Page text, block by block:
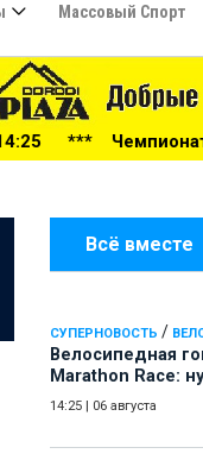
Массовый Спорт
стрельбе среди
Всё вместе
СУПЕРНОВОСТЬ /
Велосипедная
Marathon Race:
14:25 06 августа